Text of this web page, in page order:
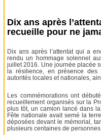
Dix ans après
recueille pour ne
Dix ans après l’attentat qui a
rendu un hommage solennel
juillet 2016. Une journée placée
la résilience, en présence
autorités locales et nationales,
Les commémorations ont
recueillement organisés sur la
plus tôt, un camion lancé dans
Fête nationale avait semé la
déposées devant le mémorial,
plusieurs centaines de